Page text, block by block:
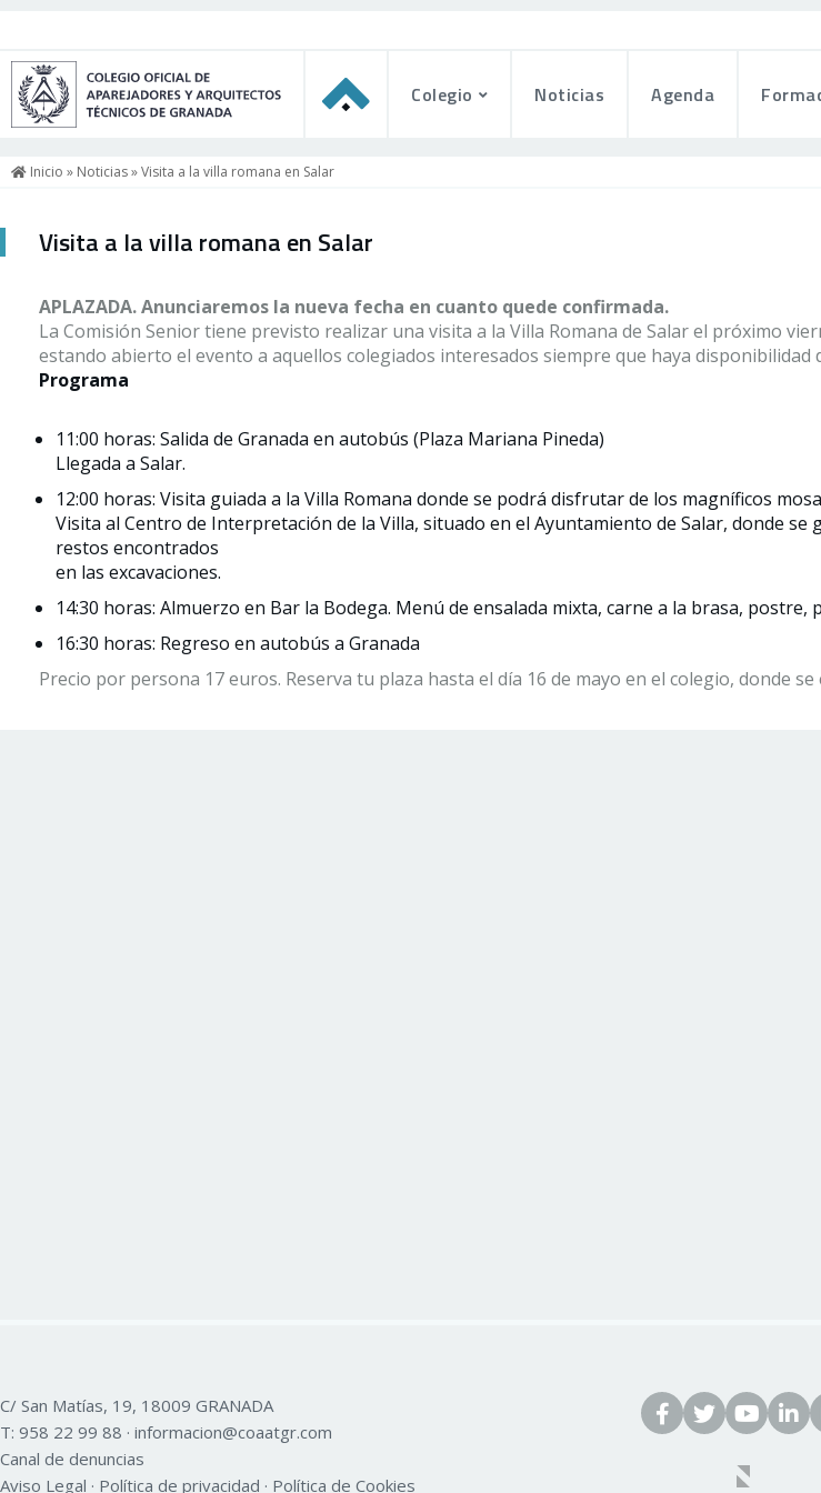
Colegio Noticias Agenda
Inicio » Noticias» Visita a la villa romana en Salar
Visita a la villa romana en Salar
APLAZADA. Anunciaremos la nueva fecha en cuanto quede confirmada.
La Comisión Senior tiene previsto realizar una visita a la Villa Romana de Salar el próximo
estando abierto el evento a aquellos colegiados interesados siempre que haya disponibilidad
Programa
11:00 horas: Salida de Granada en autobús (Plaza Mariana Pineda)
Llegada a Salar.
12:00 horas: Visita guiada a la Villa Romana donde se podrá disfrutar de los magníficos
Visita al Centro de Interpretación de la Villa, situado en el Ayuntamiento de Salar, donde se
restos encontrados
en las excavaciones.
14:30 horas: Almuerzo en Bar la Bodega. Menú de ensalada mixta, carne a la brasa, postre,
16:30 horas: Regreso en autobús a Granada
Precio por persona 17 euros. Reserva tu plaza hasta el día 16 de mayo en el colegio, donde
C/ San Matías, 19, 18009 GRANADA
T: 958 22 99 88 · informacion@coaatgr.com
Canal de denuncias
Aviso Legal · Política de privacidad · Política de Cookies